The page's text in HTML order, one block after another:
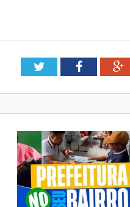
TwitterFacebook